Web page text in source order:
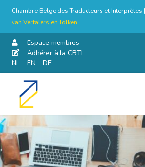
Chambre Belge des Traducteurs et Interprètes |
van Vertalers en Tolken
Espace membres
Adhérer à la CBTI
NL
EN DE
Aller
contenu